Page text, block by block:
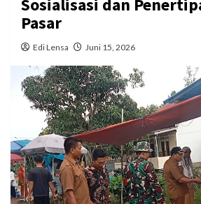
Pasar
Edi Lensa Juni 15, 2026